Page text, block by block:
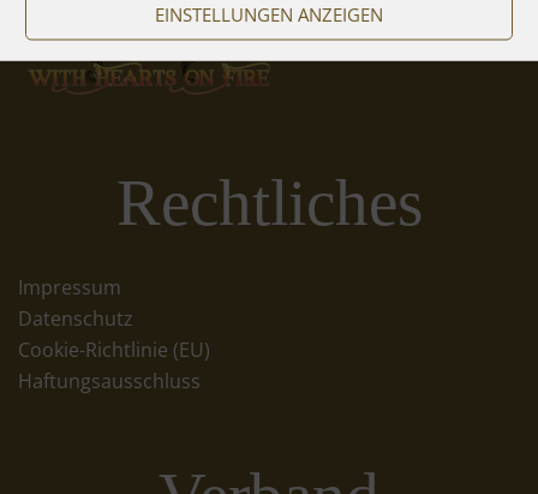
EINSTELLUNGEN ANZEIGEN
Rechtliches
Impressum
Datenschutz
Cookie-Richtlinie (EU)
Haftungsausschluss